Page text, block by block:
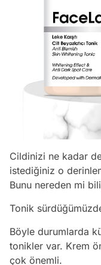
Cildinizi ne kadar
istediğiniz o
Bunu nereden mi
Tonik
Böyle durumlarda
tonikler var. Krem
çok önemli.